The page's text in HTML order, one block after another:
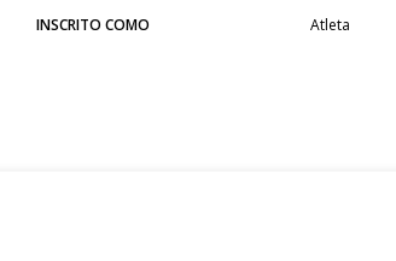
INSCRITO COMO
Atleta